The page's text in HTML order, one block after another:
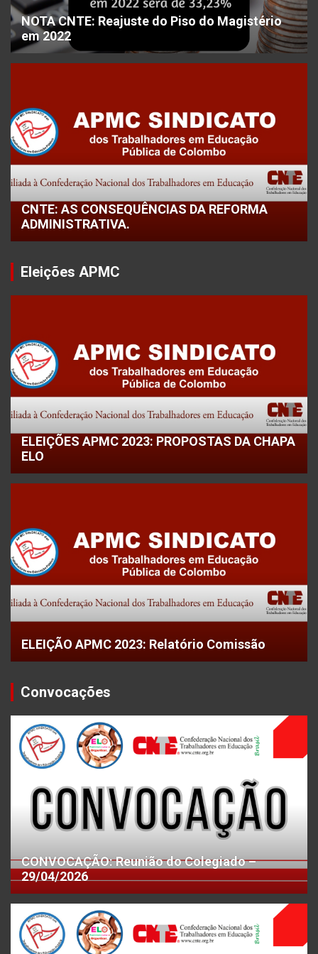
NOTA CNTE: Reajuste do Piso do Magistério
em 2022
CNTE: AS CONSEQUÊNCIAS DA REFORMA
ADMINISTRATIVA.
Eleições APMC
ELEIÇÕES APMC 2023: PROPOSTAS DA CHAPA
ELO
ELEIÇÃO APMC 2023: Relatório Comissão
Convocações
CONVOCAÇÃO: Reunião do Colegiado –
29/04/2026